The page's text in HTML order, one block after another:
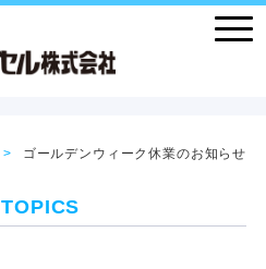
ゴールデンウィーク休業のお知らせ
TOPICS